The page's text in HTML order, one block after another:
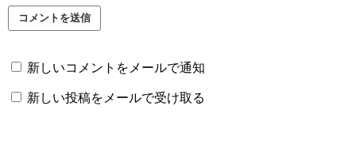
新しいコメントをメールで通知
新しい投稿をメールで受け取る